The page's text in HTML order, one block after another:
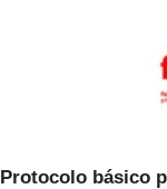
Protocolo básico